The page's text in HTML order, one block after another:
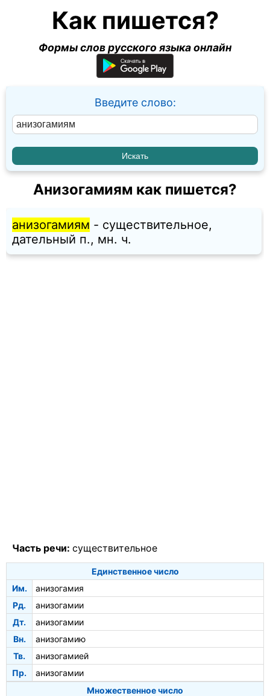
Как пишется?
Формы слов русского языка онлайн
Введите слово:
Анизогамиям как пишется?
анизогамиям - существительное,
дательный п., мн. ч.
Часть речи: существительное
Единственное число
Им.
анизогамия
Рд.
анизогамии
Дт.
анизогамии
Вн.
анизогамию
Тв.
анизогамией
Пр.
анизогамии
Множественное число